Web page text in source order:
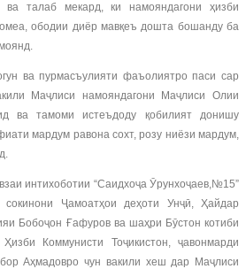
талаб мекард, ки намояндагони ҳизби
ободии диёр мавқеъ дошта бошанду ба
ва пурмасъулияти фаъолиятро паси сар
Маҷлиси намояндагони Маҷлиси Олии
ва тамоми истеъдоду қобилият донишу
мардум равона сохт, розу ниёзи мардум,
интихоботии “Саидхоҷа Ӯрунхоҷаев,№15”
Ҷамоатҳои деҳоти Унҷӣ, Ҳайдар
Бобоҷон Ғафуров ва шаҳри Бӯстон котиби
Коммунисти Тоҷикистон, ҷавонмарди
Аҳмадовро чун вакили хеш дар Маҷлиси